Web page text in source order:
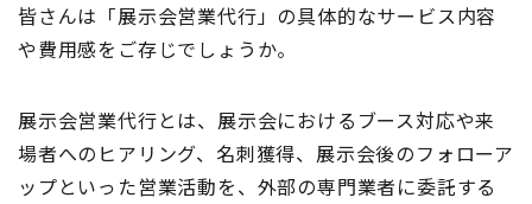
皆さんは「展示会営業代行」の具体的なサービス内容
や費用感をご存じでしょうか。
展示会営業代行とは、展示会におけるブース対応や来
場者へのヒアリング、名刺獲得、展示会後のフォローア
ップといった営業活動を、外部の専門業者に委託する